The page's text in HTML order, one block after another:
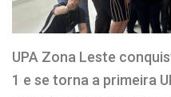
UPA Zona Leste
1 e se torna a primeira